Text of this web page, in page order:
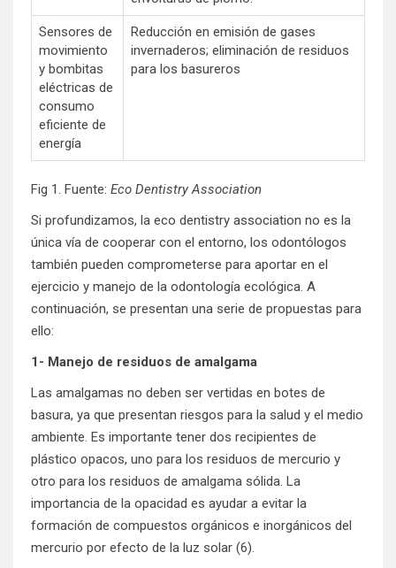
Sensores de
movimiento
y bombitas
eléctricas de
consumo
eficiente de
energía
Reducción en emisión de gases
invernaderos; eliminación de residuos
para los basureros
Fig 1. Fuente: Eco Dentistry Association
Si profundizamos, la eco dentistry association no es la
única vía de cooperar con el entorno, los odontólogos
también pueden comprometerse para aportar en el
ejercicio y manejo de la odontología ecológica. A
continuación, se presentan una serie de propuestas para
ello:
1- Manejo de residuos de amalgama
Las amalgamas no deben ser vertidas en botes de
basura, ya que presentan riesgos para la salud y el medio
ambiente. Es importante tener dos recipientes de
plástico opacos, uno para los residuos de mercurio y
otro para los residuos de amalgama sólida. La
importancia de la opacidad es ayudar a evitar la
formación de compuestos orgánicos e inorgánicos del
mercurio por efecto de la luz solar (6).